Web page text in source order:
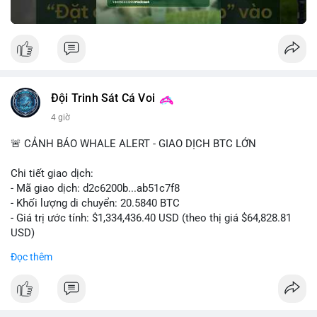
Đội Trinh Sát Cá Voi
4 giờ
🚨 CẢNH BÁO WHALE ALERT - GIAO DỊCH BTC LỚN
Chi tiết giao dịch:
- Mã giao dịch: d2c6200b...ab51c7f8
- Khối lượng di chuyển: 20.5840 BTC
- Giá trị ước tính: $1,334,436.40 USD (theo thị giá $64,828.81
USD)
USD được thực hiện vào phiên Á, thời điểm thanh khoản
Đọc thêm